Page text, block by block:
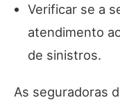
Verificar se a
atendimento
de sinistros.
As seguradoras